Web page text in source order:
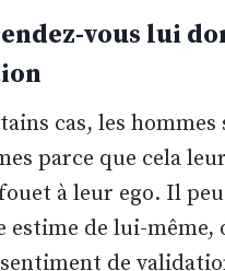
vous lui
cas, les
parce que cela
à leur ego. Il
estime de lui-même,
de